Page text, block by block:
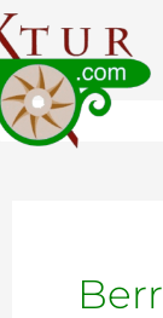
Ir
al
contenido